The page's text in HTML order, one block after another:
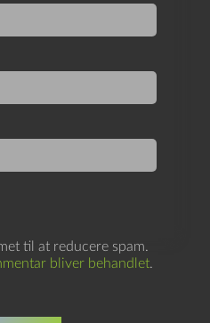
til at reducere spam.
bliver behandlet.